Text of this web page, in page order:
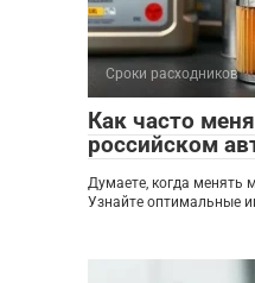
Сроки расходников
Как часто
российском
Думаете, когда менять
Узнайте оптимальные